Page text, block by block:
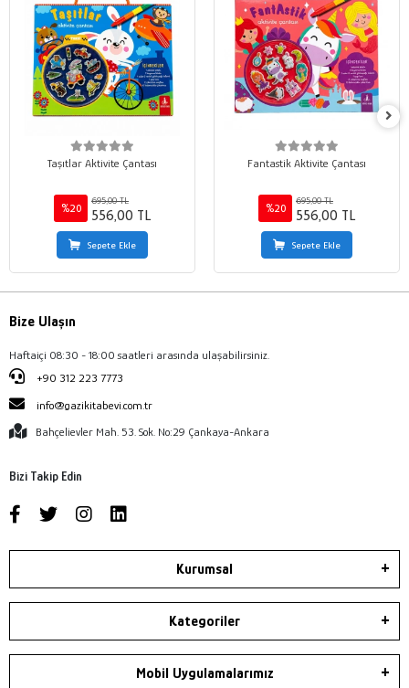
Taşıtlar Aktivite Çantası
%20
695,00 TL
556,00 TL
Sepete Ekle
Fantastik Aktivite Çantası
%20
695,00 TL
556,00 TL
Sepete Ekle
Bize Ulaşın
Haftaiçi 08:30 - 18:00 saatleri arasında ulaşabilirsiniz.
+90 312 223 7773
info@gazikitabevi.com.tr
Bahçelievler Mah. 53. Sok. No:29 Çankaya-Ankara
Bizi Takip Edin
Kurumsal
Kategoriler
Mobil Uygulamalarımız